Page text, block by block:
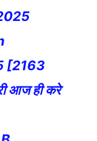
2025
[2163
आज ही करे